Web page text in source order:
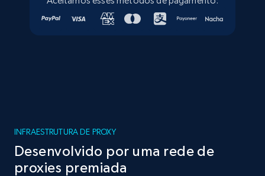
INFRAESTRUTURA DE PROXY
Desenvolvido por uma rede de
proxies premiada